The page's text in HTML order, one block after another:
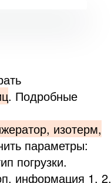
. Подробные
изотерм,
параметры:
погрузки.
информация 1, 2,